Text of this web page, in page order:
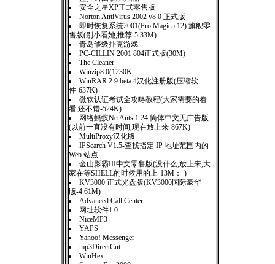
安全之星XP正式零售版
Norton AntiVirus 2002 v8.0 正式版
即时恢复系统2001(Pro Magic5.12) 旗舰零
售版(别小看她,推荐-5.33M)
青岛够级扑克游戏
PC-CILLIN 2001 804正式版(30M)
The Cleaner
Winzip8.0(1230K
WinRAR 2.9 beta 4汉化注册版(压缩软
件-637K)
微软认证考试全攻略教程(大家需要的看
看,还不错-524K)
网络蚂蚁NetAnts 1.24 简体中文无广告版
(以前一直没有时间,现在放上来-867K)
MultiProxy汉化版
IPSearch V1.5-查找指定 IP 地址范围内的
Web 站点
金山影霸III中文零售版(没什么,放上来,大
家在等SHELL的时候用的上-13M：-)
KV3000 正式光盘版(KV3000国际豪华
版-4.61M)
Advanced Call Center
网址软件1.0
NiceMP3
YAPS
Yahoo! Messenger
mp3DirectCut
WinHex